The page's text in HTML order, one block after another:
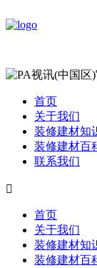
首页
关于我们
装修建材知
装修建材百
联系我们

首页
关于我们
装修建材知
装修建材百